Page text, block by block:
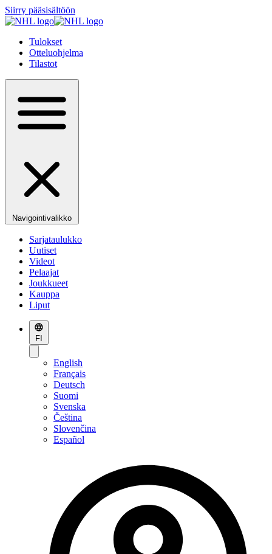
Siirry pääsisältöön
Tulokset
Otteluohjelma
Tilastot
Navigointivalikko
Sarjataulukko
Uutiset
Videot
Pelaajat
Joukkueet
Kauppa
Liput
FI
English
Français
Deutsch
Suomi
Svenska
Čeština
Slovenčina
Español